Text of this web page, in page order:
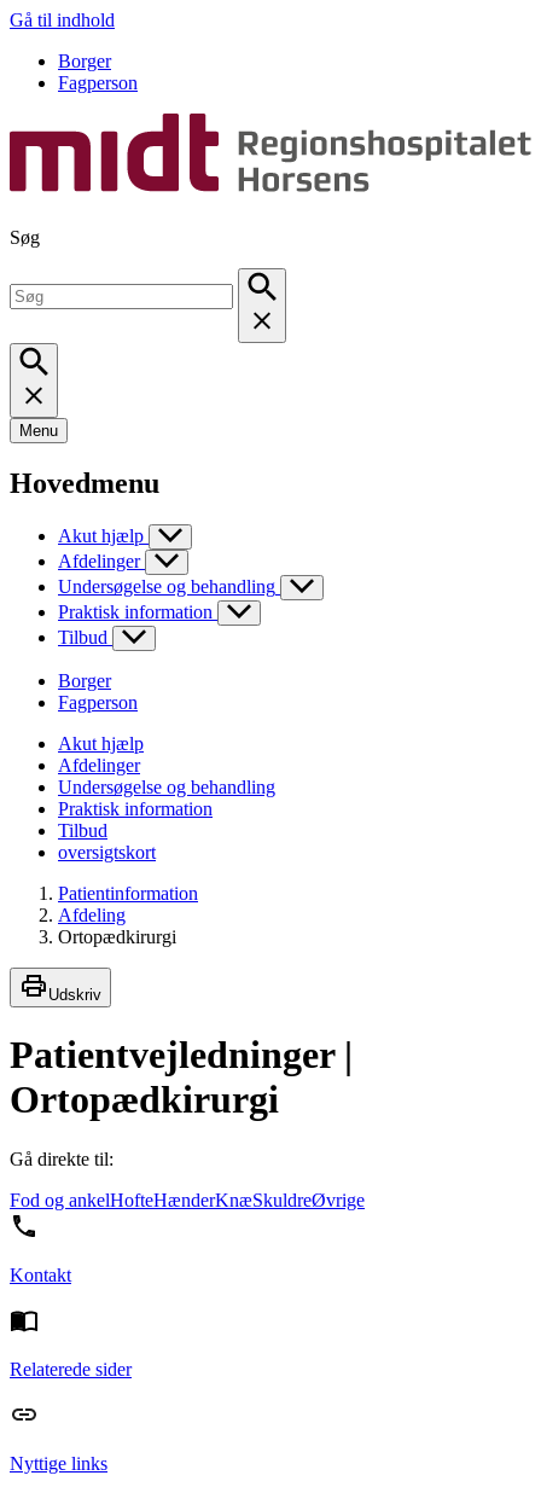
Gå til indhold
Borger
Fagperson
Søg
Menu
Hovedmenu
Akut hjælp
Afdelinger
Undersøgelse og behandling
Praktisk information
Tilbud
Borger
Fagperson
Akut hjælp
Afdelinger
Undersøgelse og behandling
Praktisk information
Tilbud
oversigtskort
Patientinformation
Afdeling
Ortopædkirurgi
Udskriv
Patientvejledninger |
Ortopædkirurgi
Gå direkte til:
Fod og ankelHofteHænderKnæSkuldreØvrige
Kontakt
Relaterede sider
Nyttige links